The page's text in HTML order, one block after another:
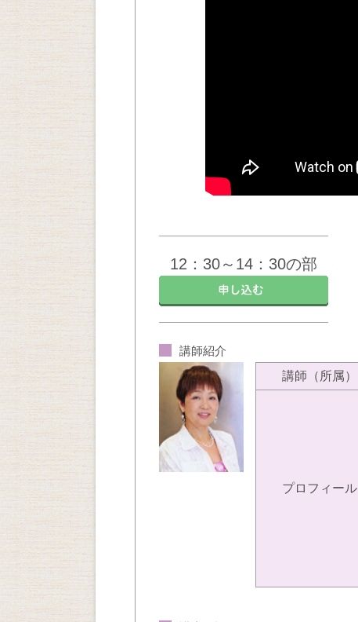
12：30～14：30の部
講師紹介
講師（所属）
プロフィール